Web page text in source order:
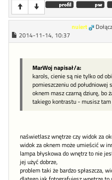
nuiert
2014-11-14, 10:37
MarWoj napisał/a:
karols, cienie są nie tylko od
pomieszczeniu od południowej
oknem masz czarną dziurę, bo
takiego kontrastu - musisz tam
naświetlasz wnętrze czy widok za
widok za oknem może umieścić w
lampa błyskowa do wnętrz to nie
jej użyć dobrze,
problem taki że bardzo spłaszcza,